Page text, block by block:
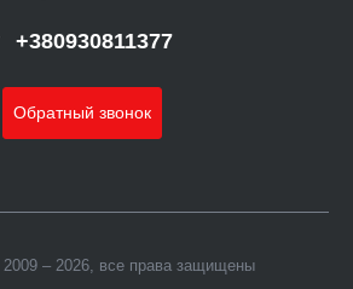
+380930811377
Обратный звонок
– 2026, все права защищены